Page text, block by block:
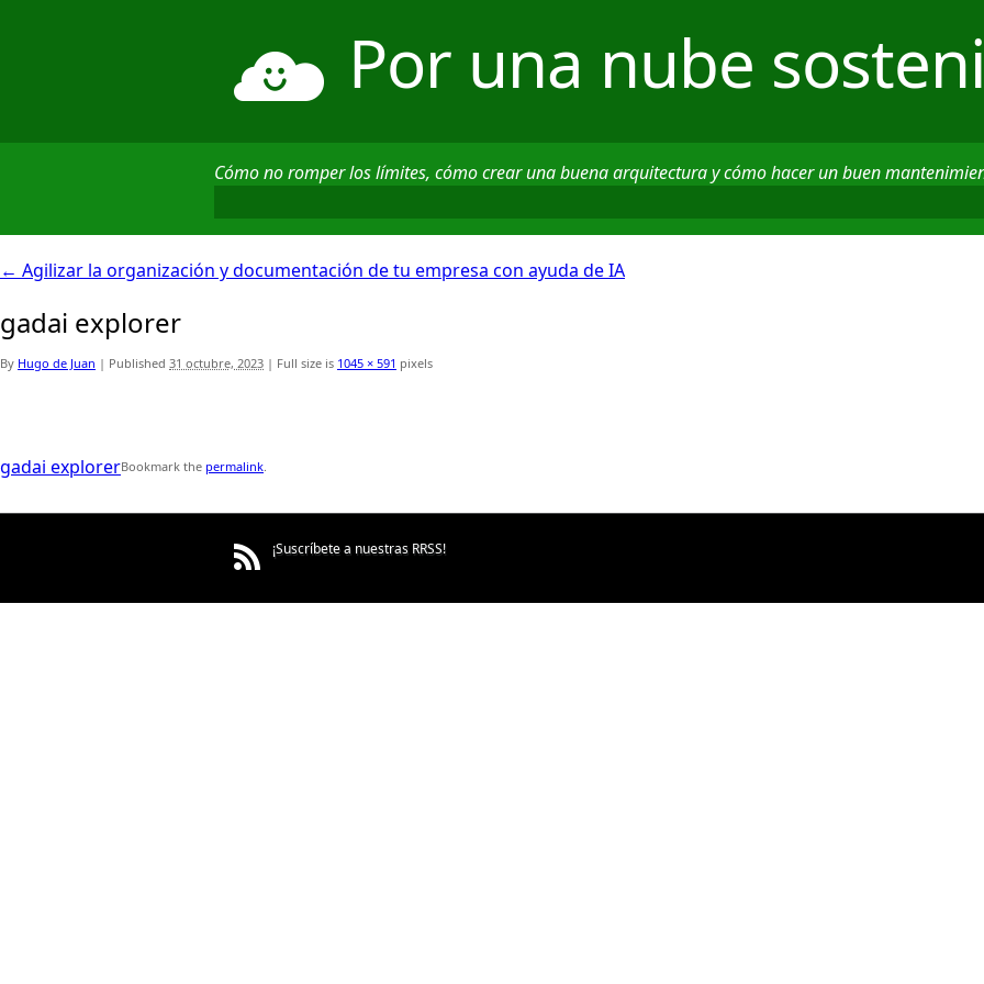
Por una nube
Cómo no romper los límites, cómo crear una buena arquitectura y cómo hacer un buen
← Agilizar la organización y documentación de tu empresa con ayuda de IA
gadai explorer
By Hugo de Juan | Published 31 octubre, 2023 | Full size is 1045 × 591 pixels
gadai explorerBookmark the permalink
¡Suscríbete a nuestras RRSS!